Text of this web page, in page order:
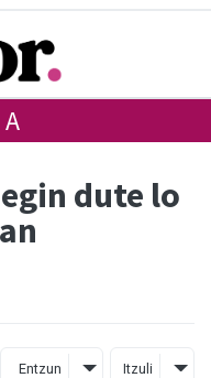
dute lo
Entzun Itzuli